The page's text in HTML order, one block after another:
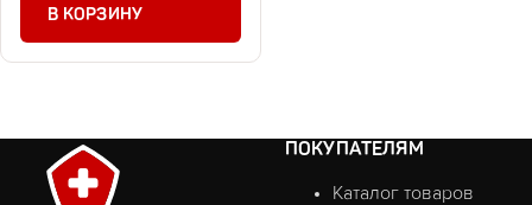
В КОРЗИНУ
ПОКУПАТЕЛЯМ
Каталог товаров